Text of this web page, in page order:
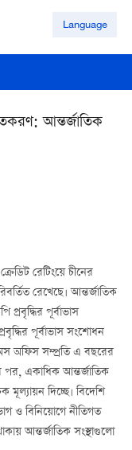
Language
আন্তর্জাতিক
রেটিংয়ে চীনের
রেখেছে। আন্তর্জাতিক
পূর্বাভাস
পূর্বাভাস সংশোধন
অফিস সম্প্রতি এ বছরের
পর, একাধিক আন্তর্জাতিক
মূল্যায়ন দিচ্ছে। বিদেশি
ও বিনিয়োগে নীতিগত
আন্তর্জাতিক সংস্থাগুলো